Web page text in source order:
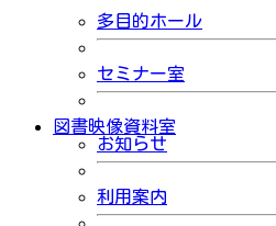
多目的ホール
セミナー室
図書映像資料室
お知らせ
利用案内